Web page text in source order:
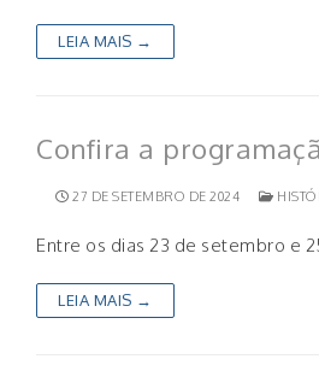
LEIA MAIS →
Confira a
27 DE SETEMBRO DE 2024
Entre os dias 23 de setembro e
LEIA MAIS →